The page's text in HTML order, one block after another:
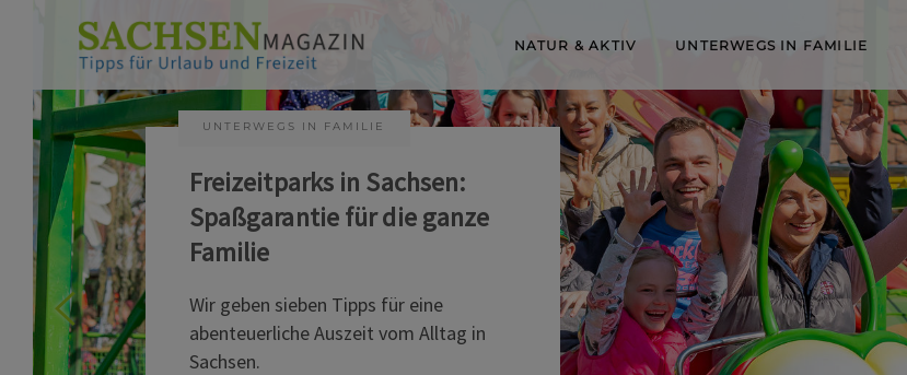
NATUR & AKTIV UNTERWEGS IN FAMILIE
UNTERWEGS IN FAMILIE
Freizeitparks in Sachsen:
Spaßgarantie für die ganze
Familie
Wir geben sieben Tipps für eine
abenteuerliche Auszeit vom Alltag in
Sachsen.